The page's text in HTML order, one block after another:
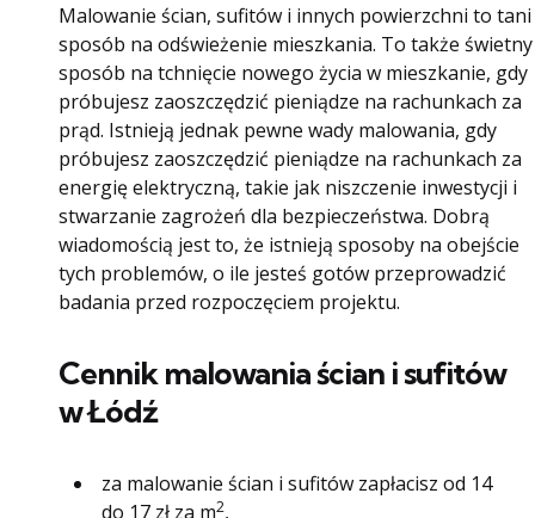
Malowanie ścian, sufitów i innych powierzchni to tani
sposób na odświeżenie mieszkania. To także świetny
sposób na tchnięcie nowego życia w mieszkanie, gdy
próbujesz zaoszczędzić pieniądze na rachunkach za
prąd. Istnieją jednak pewne wady malowania, gdy
próbujesz zaoszczędzić pieniądze na rachunkach za
energię elektryczną, takie jak niszczenie inwestycji i
stwarzanie zagrożeń dla bezpieczeństwa. Dobrą
wiadomością jest to, że istnieją sposoby na obejście
tych problemów, o ile jesteś gotów przeprowadzić
badania przed rozpoczęciem projektu.
Cennik malowania ścian i sufitów
w Łódź
za malowanie ścian i sufitów zapłacisz od 14
do 17 zł za m2,